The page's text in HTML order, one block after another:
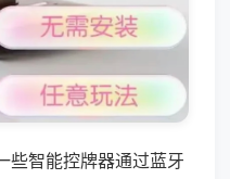
些智能控牌器通过蓝牙